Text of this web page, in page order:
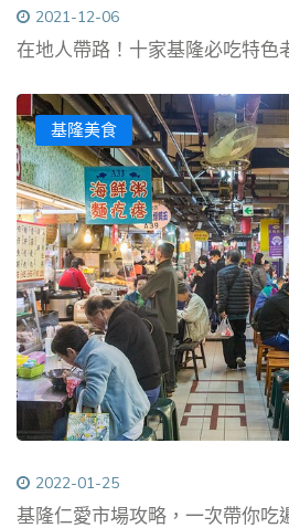
2021-12-06
在地人帶路！十家基隆必吃特色
基隆美食
2022-01-25
基隆仁愛市場攻略，一次帶你吃